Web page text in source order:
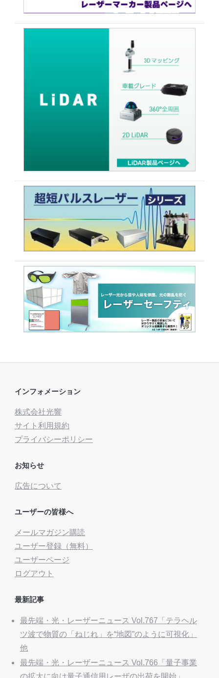
インフォメーション
株式会社光響
サイト利用規約
プライバシーポリシー
お知らせ
広告について
ユーザーの皆様へ
メールマガジン購読
ユーザー登録（無料）
ユーザーページ
ログアウト
最新記事
最先端・光・レーザーニュース Vol.767「テラヘル
ツ波で物質の「ねじれ」を“地図”のように可視化」
他
最先端・光・レーザーニュース Vol.766「量子事業
の拡大に向け量子通信用レーザの出荷を開始」